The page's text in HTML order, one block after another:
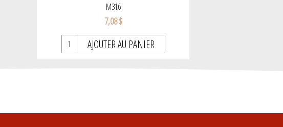
M316
7,08 $
AJOUTER AU PANIER